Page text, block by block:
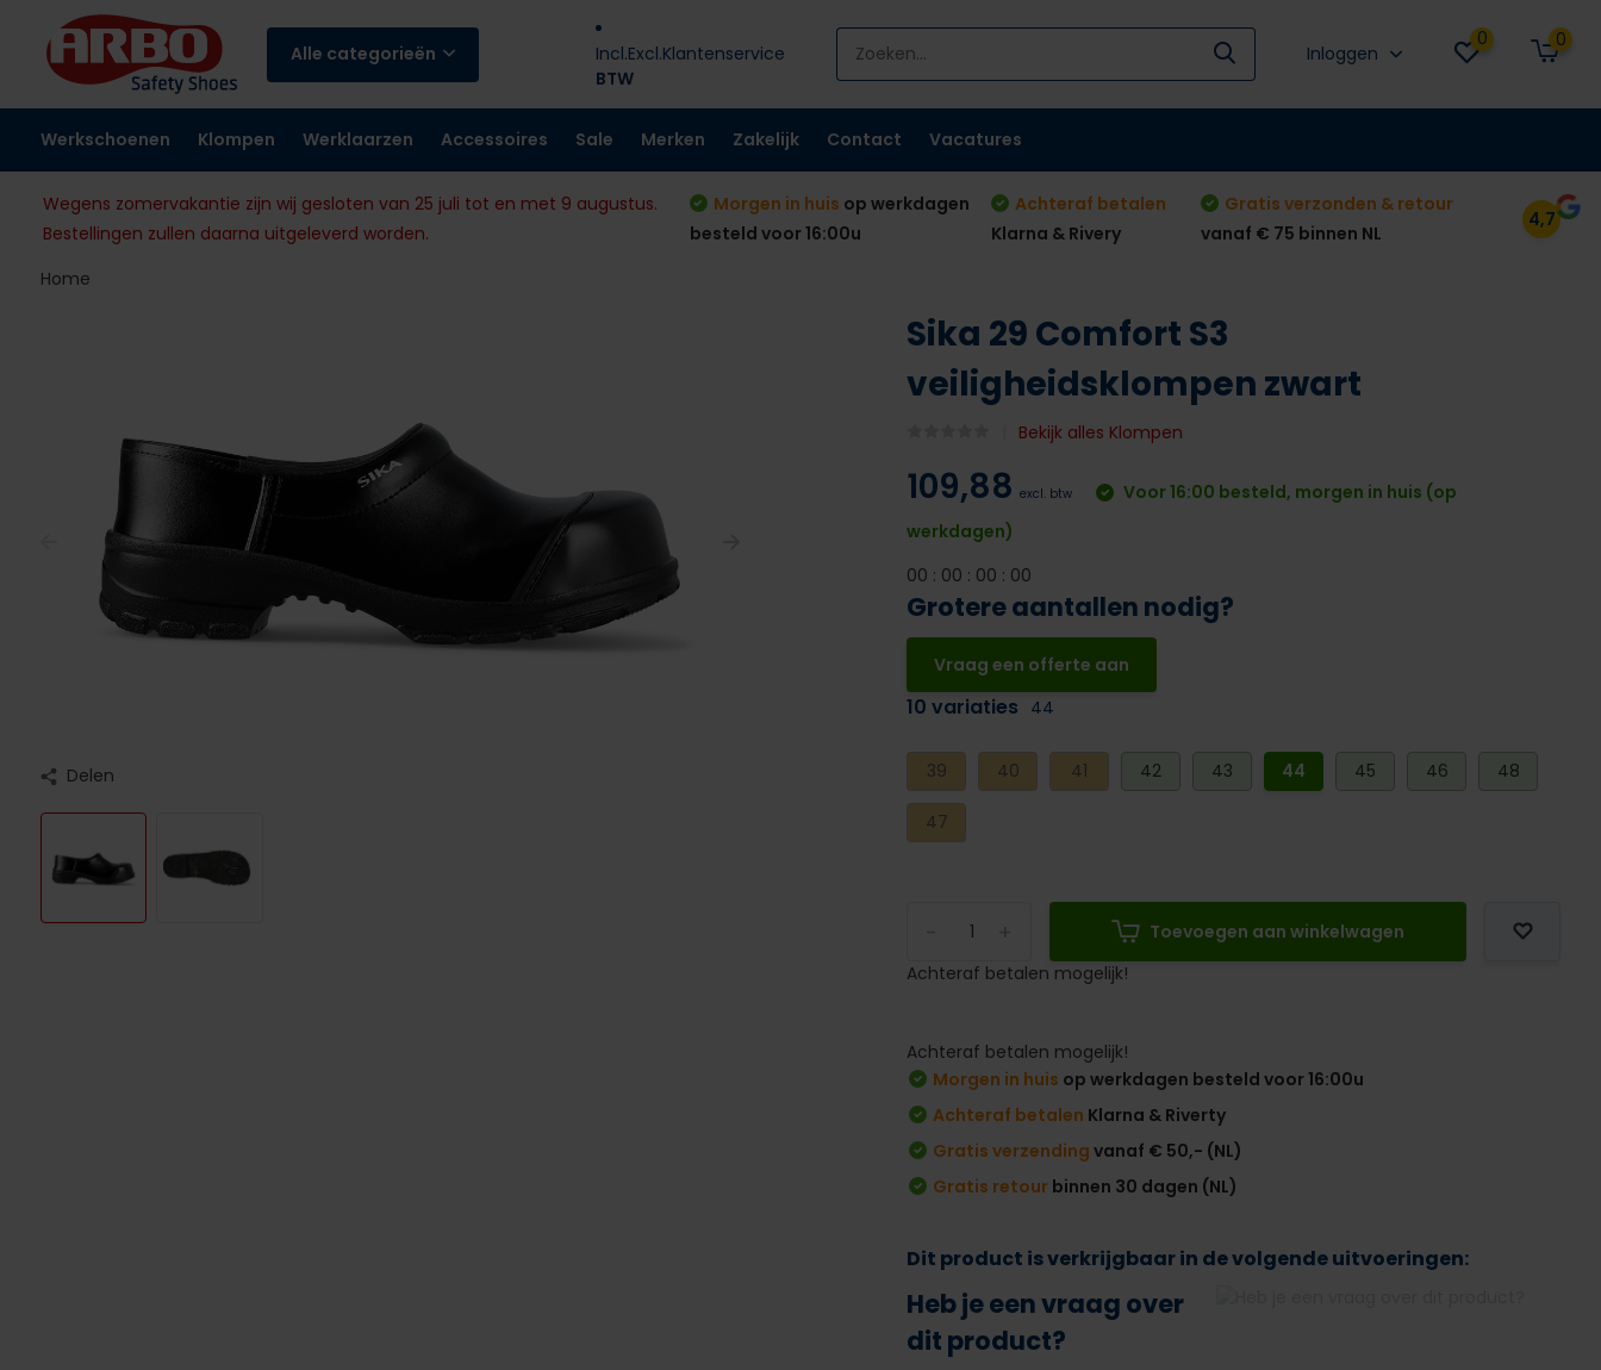
Alle categorieën Incl.Excl.
BTW
Klantenservice Inloggen
0 0
Werkschoenen Klompen Werklaarzen Accessoires Sale Merken Zakelijk Contact Vacatures
Wegens zomervakantie zijn wij gesloten van 25 juli tot en met 9 augustus.
Bestellingen zullen daarna uitgeleverd worden.
Morgen in huis op werkdagen
besteld voor 16:00u
Achteraf betalen
Klarna & Rivery
Gratis verzonden & retour
vanaf € 75 binnen NL
4,7
Home
Delen
Sika 29 Comfort S3
veiligheidsklompen zwart
Bekijk alles Klompen
109,88 excl. btw
Voor 16:00 besteld, morgen in huis (op
werkdagen)
00 : 00 : 00 : 00
Grotere aantallen nodig?
Vraag een offerte aan
10 variaties 44
39 40 41 42 43 44 45 46 48
47
Toevoegen aan winkelwagen
Achteraf betalen mogelijk!
Achteraf betalen mogelijk!
Morgen in huis op werkdagen besteld voor 16:00u
Achteraf betalen Klarna & Riverty
Gratis verzending vanaf € 50,- (NL)
Gratis retour binnen 30 dagen (NL)
Dit product is verkrijgbaar in de volgende uitvoeringen:
Heb je een vraag over
dit product?